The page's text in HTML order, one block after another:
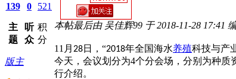
139
主
题
0
听
众
521
积
分
版主
本帖最后由 吴佳辉99 于 2018-11-28 17:41
11 月 28日，“2018年全国海水养殖科技与产
今天，会议划分为4个分会场，分别为种质
行介绍。